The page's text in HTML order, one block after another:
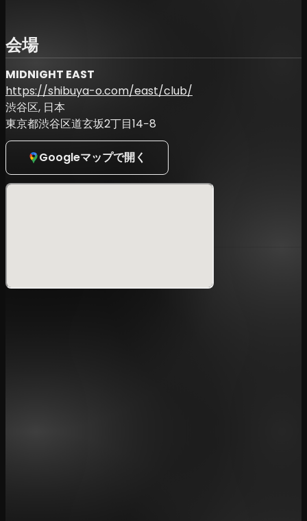
Lil Summer
MarT (Manhattan Records)
—-----------------------------
USハウスにおける最重要デュオMASTERS AT WORKの1人と
しても知られるKENNY DOPEの東京公演の全詳細が決定し
ブルックリン出身のDJ / プロデューサーKENNY DOPEにと
って9年ぶりのソロ来日ツアーとなる今回、東京公演は5月9
るDJ / モデルの矢部ユウナが登壇する。
会場
MIDNIGHT EAST
https://shibuya-o.com/east/club/
渋谷区, 日本
東京都渋谷区道玄坂2丁目14−8
Googleマップで開く